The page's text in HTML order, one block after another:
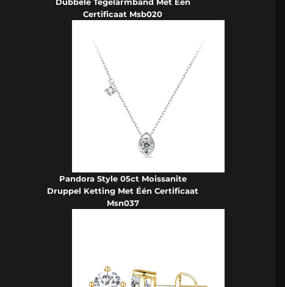
Certificaat Msb020
Pandora Style 05ct Moissanite
Druppel Ketting Met Één Certificaat
Msn037